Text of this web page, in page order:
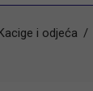
i odjeća /